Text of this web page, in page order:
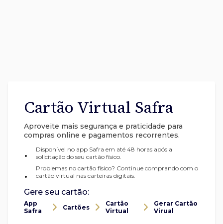
Cartão Virtual Safra
Aproveite mais segurança e praticidade para
compras online e pagamentos recorrentes.
•
Disponível no app Safra em até 48 horas após a
solicitação do seu cartão físico.
•
Problemas no cartão físico? Continue comprando com o
cartão virtual nas carteiras digitais.
Gere seu cartão:
App
Safra
Cartões
Cartão
Virtual
Gerar Cartão
Virual